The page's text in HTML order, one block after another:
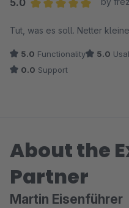
5.0
Tut, was es soll. Netter
5.0 Functionality 5.0
0.0 Support
About the
Partner
Martin Eisenführer